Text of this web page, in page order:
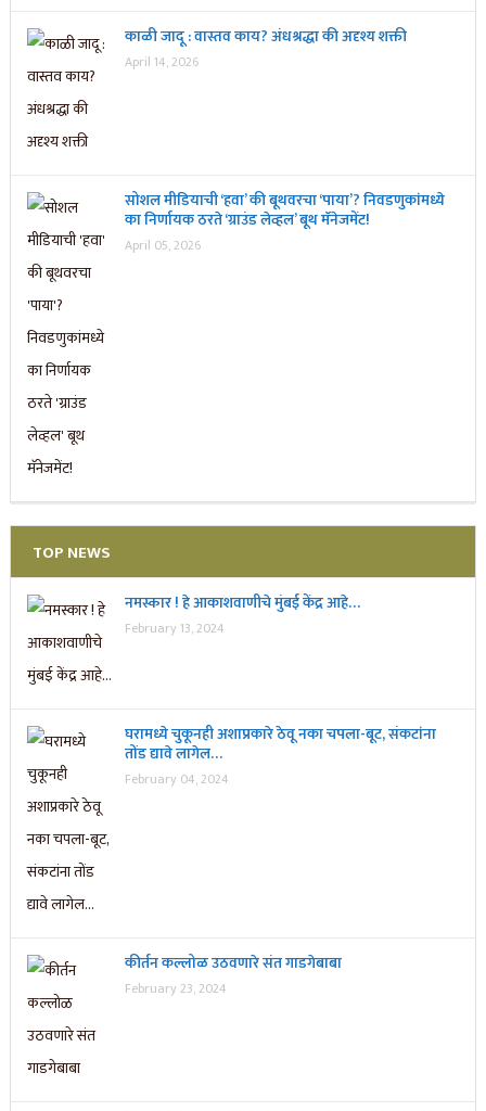
काळी जादू : वास्तव काय? अंधश्रद्धा की अदृश्य शक्ती
April 14, 2026
सोशल मीडियाची ‘हवा’ की बूथवरचा ‘पाया’? निवडणुकांमध्ये
का निर्णायक ठरते ‘ग्राउंड लेव्हल’ बूथ मॅनेजमेंट!
April 05, 2026
TOP NEWS
नमस्कार ! हे आकाशवाणीचे मुंबई केंद्र आहे…
February 13, 2024
घरामध्ये चुकूनही अशाप्रकारे ठेवू नका चपला-बूट, संकटांना
तोंड द्यावे लागेल…
February 04, 2024
कीर्तन कल्लोळ उठवणारे संत गाडगेबाबा
February 23, 2024